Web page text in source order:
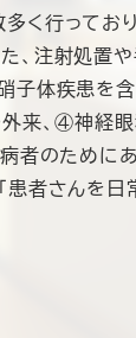
く行ってお
、注射処置
体疾患を含
外来、④神
のために
患者さんを